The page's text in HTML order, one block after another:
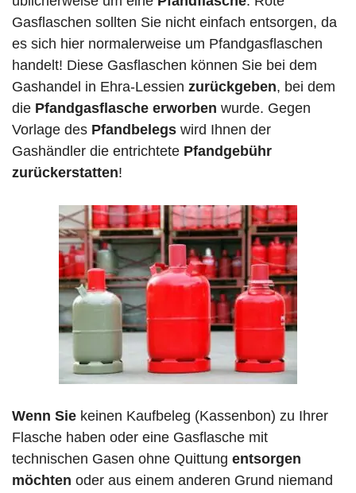
Gasflaschen sollten Sie nicht einfach entsorgen, da
es sich hier normalerweise um Pfandgasflaschen
handelt! Diese Gasflaschen können Sie bei dem
Gashandel in Ehra-Lessien zurückgeben, bei dem
die Pfandgasflasche erworben wurde. Gegen
Vorlage des Pfandbelegs wird Ihnen der
Gashändler die entrichtete Pfandgebühr
zurückerstatten!
Wenn Sie keinen Kaufbeleg (Kassenbon) zu Ihrer
Flasche haben oder eine Gasflasche mit
technischen Gasen ohne Quittung entsorgen
möchten oder aus einem anderen Grund niemand